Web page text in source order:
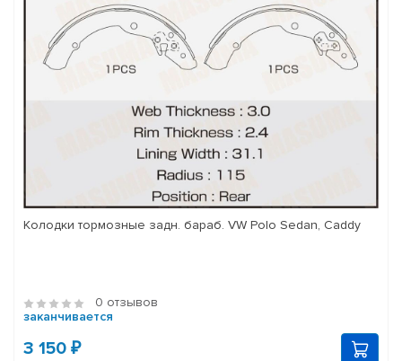
Колодки тормозные задн. бараб. VW Polo Sedan, Caddy
0 отзывов
заканчивается
3 150 ₽